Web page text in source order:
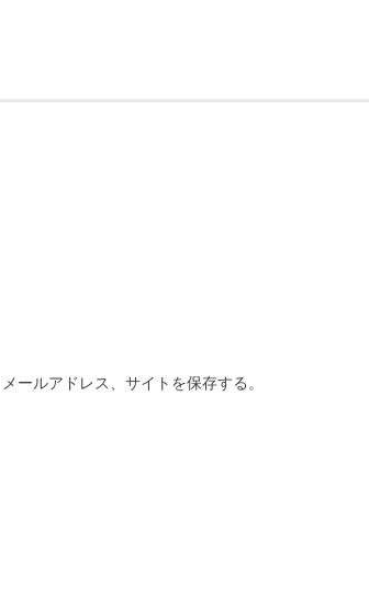
ールアドレス、サイトを保存する。